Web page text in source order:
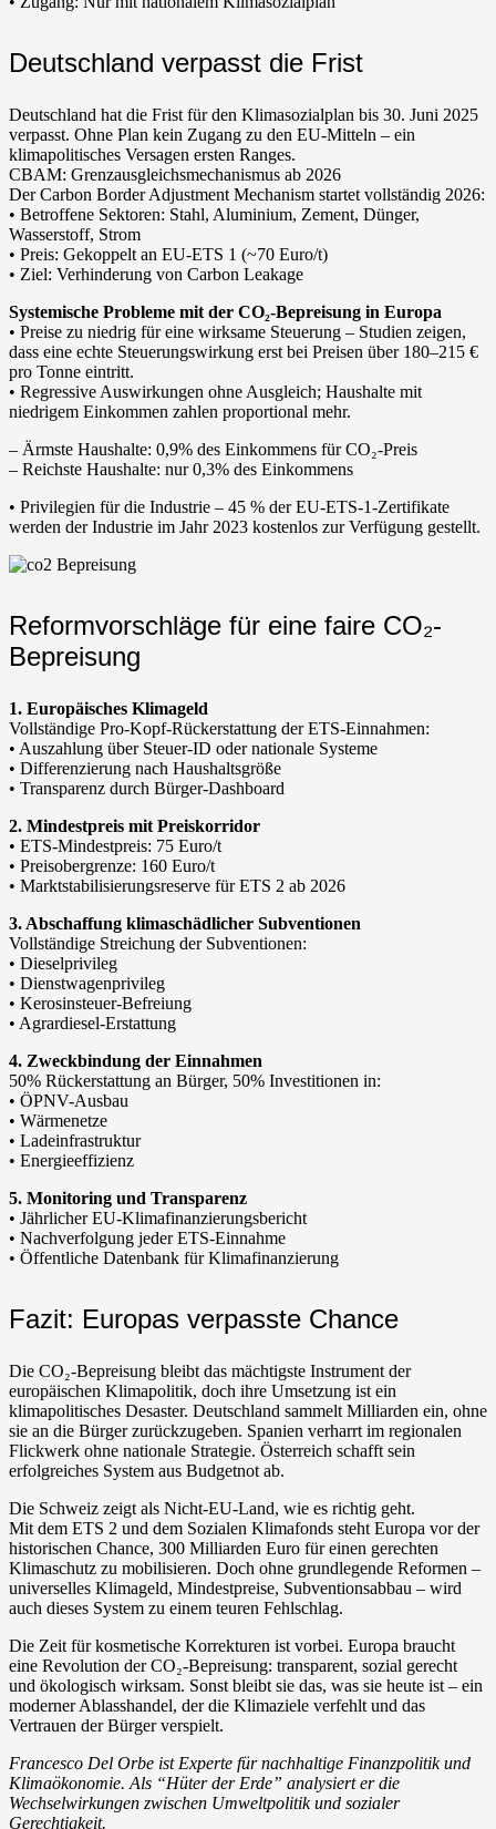
Deutschland verpasst die Frist
Deutschland hat die Frist für den Klimasozialplan bis 30. Juni 2025
verpasst. Ohne Plan kein Zugang zu den EU-Mitteln – ein
klimapolitisches Versagen ersten Ranges.
CBAM: Grenzausgleichsmechanismus ab 2026
Der Carbon Border Adjustment Mechanism startet vollständig 2026:
• Betroffene Sektoren: Stahl, Aluminium, Zement, Dünger,
Wasserstoff, Strom
• Preis: Gekoppelt an EU-ETS 1 (~70 Euro/t)
• Ziel: Verhinderung von Carbon Leakage
Systemische Probleme mit der CO₂-Bepreisung in Europa
• Preise zu niedrig für eine wirksame Steuerung – Studien zeigen,
dass eine echte Steuerungswirkung erst bei Preisen über 180–215 €
pro Tonne eintritt.
• Regressive Auswirkungen ohne Ausgleich; Haushalte mit
niedrigem Einkommen zahlen proportional mehr.
– Ärmste Haushalte: 0,9% des Einkommens für CO₂-Preis
– Reichste Haushalte: nur 0,3% des Einkommens
• Privilegien für die Industrie – 45 % der EU-ETS-1-Zertifikate
werden der Industrie im Jahr 2023 kostenlos zur Verfügung gestellt.
Reformvorschläge für eine faire CO₂-
Bepreisung
1. Europäisches Klimageld
Vollständige Pro-Kopf-Rückerstattung der ETS-Einnahmen:
• Auszahlung über Steuer-ID oder nationale Systeme
• Differenzierung nach Haushaltsgröße
• Transparenz durch Bürger-Dashboard
2. Mindestpreis mit Preiskorridor
• ETS-Mindestpreis: 75 Euro/t
• Preisobergrenze: 160 Euro/t
• Marktstabilisierungsreserve für ETS 2 ab 2026
3. Abschaffung klimaschädlicher Subventionen
Vollständige Streichung der Subventionen:
• Dieselprivileg
• Dienstwagenprivileg
• Kerosinsteuer-Befreiung
• Agrardiesel-Erstattung
4. Zweckbindung der Einnahmen
50% Rückerstattung an Bürger, 50% Investitionen in:
• ÖPNV-Ausbau
• Wärmenetze
• Ladeinfrastruktur
• Energieeffizienz
5. Monitoring und Transparenz
• Jährlicher EU-Klimafinanzierungsbericht
• Nachverfolgung jeder ETS-Einnahme
• Öffentliche Datenbank für Klimafinanzierung
Fazit: Europas verpasste Chance
Die CO₂-Bepreisung bleibt das mächtigste Instrument der
europäischen Klimapolitik, doch ihre Umsetzung ist ein
klimapolitisches Desaster. Deutschland sammelt Milliarden ein, ohne
sie an die Bürger zurückzugeben. Spanien verharrt im regionalen
Flickwerk ohne nationale Strategie. Österreich schafft sein
erfolgreiches System aus Budgetnot ab.
Die Schweiz zeigt als Nicht-EU-Land, wie es richtig geht.
Mit dem ETS 2 und dem Sozialen Klimafonds steht Europa vor der
historischen Chance, 300 Milliarden Euro für einen gerechten
Klimaschutz zu mobilisieren. Doch ohne grundlegende Reformen –
universelles Klimageld, Mindestpreise, Subventionsabbau – wird
auch dieses System zu einem teuren Fehlschlag.
Die Zeit für kosmetische Korrekturen ist vorbei. Europa braucht
eine Revolution der CO₂-Bepreisung: transparent, sozial gerecht
und ökologisch wirksam. Sonst bleibt sie das, was sie heute ist – ein
moderner Ablasshandel, der die Klimaziele verfehlt und das
Vertrauen der Bürger verspielt.
Francesco Del Orbe ist Experte für nachhaltige Finanzpolitik und
Klimaökonomie. Als “Hüter der Erde” analysiert er die
Wechselwirkungen zwischen Umweltpolitik und sozialer
Gerechtigkeit.